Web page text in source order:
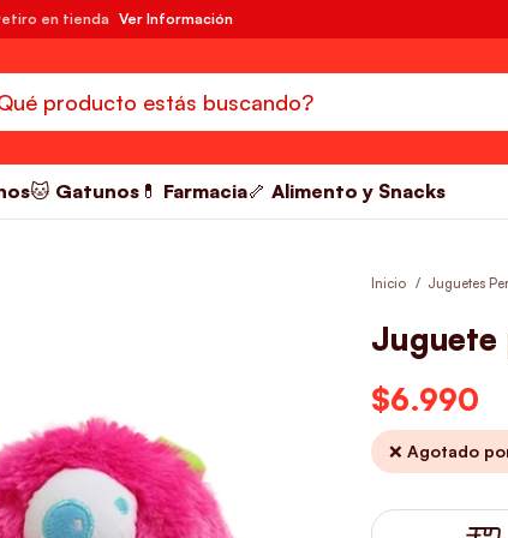
en tienda Ver Información
🐱 Gatunos 💊 Farmacia🦴 Alimento y Snacks
Inicio Juguetes
Juguete
$6.990
❌ Agotado